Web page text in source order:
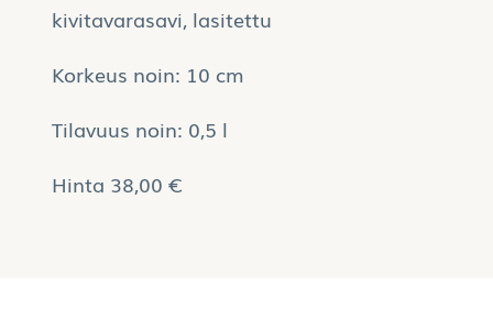
kivitavarasavi, lasitettu
Korkeus noin: 10 cm
Tilavuus noin: 0,5 l
Hinta 38,00 €